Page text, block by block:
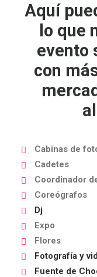
Aquí
lo que
evento
con
Cabinas de
Cadetes
Coordinador
Coreógrafos
Dj
Expo
Flores
Fotografía y
Fuente de